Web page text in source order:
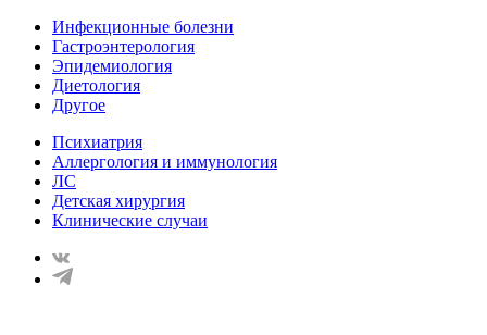
Инфекционные болезни
Гастроэнтерология
Эпидемиология
Диетология
Другое
Психиатрия
Аллергология и иммунология
ЛС
Детская хирургия
Клинические случаи